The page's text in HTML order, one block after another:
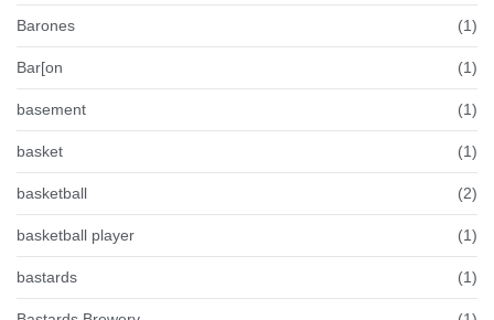
Barones (1)
Bar[on (1)
basement (1)
basket (1)
basketball (2)
basketball player (1)
bastards (1)